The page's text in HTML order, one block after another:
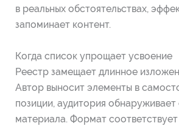
в реальных обстоятельствах,
запоминает контент.
Когда список упрощает усвоение
Реестр замещает длинное
Автор выносит элементы в
позиции, аудитория обнаруживает
материала. Формат